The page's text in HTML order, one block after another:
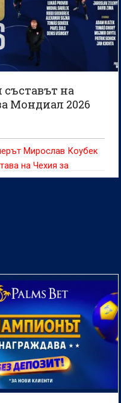
съставът на
Мондиал 2026
Мирослав Коубек
на Чехия за
първенство по